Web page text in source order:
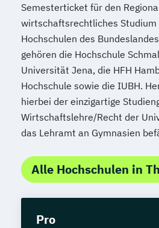
Semesterticket für den
wirtschaftsrechtliches
Hochschulen des
gehören die Hochschule
Universität Jena, die HFH
Hochschule sowie die IUBH.
hierbei der einzigartige
Wirtschaftslehre/Recht der
das Lehramt an Gymnasien
Alle Hochschulen in
Pro